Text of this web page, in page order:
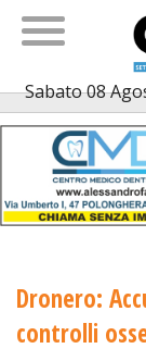
Sabato 08
Dronero:
controlli